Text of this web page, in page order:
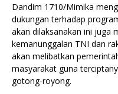
Dandim 1710/Mimika
dukungan terhadap
akan dilaksanakan ini juga
kemanunggalan TNI dan
akan melibatkan
masyarakat guna
gotong-royong.